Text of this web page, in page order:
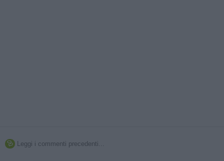
 Leggi i commenti precedenti...